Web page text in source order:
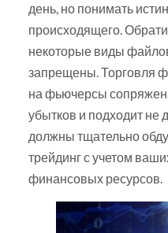
день, но понимать
происходящего.
некоторые виды
запрещены. Торговля
на фьючерсы
убытков и подходит не
должны тщательно
трейдинг с учетом
финансовых ресурсов.